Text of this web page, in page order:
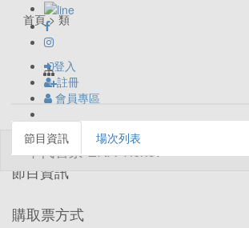
登入
註冊
會員專區
首頁 > 類
節目資訊 場次列表
節目資訊
購取票方式